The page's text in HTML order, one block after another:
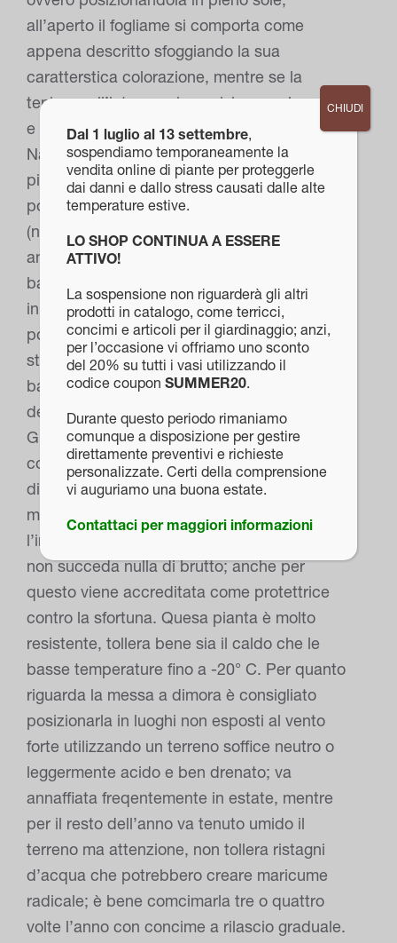
all’aperto il fogliame si comporta come
appena descritto sfoggiando la sua
caratterstica colorazione, mentre se la
teniamo all’interno o in posizione ombreggiate
e riparate le foglie rimarranno verdi. La
Nandina in estate fiorisce mostrando i suoi
piccoli fiori bianchi disposti a piramide da cui
poi originano, nella stagione autunnale, i frutti
(non commestibili nè per l’uomo nè per gli
animali domestici), ovvero meravigliose
bacche rosso vivo e per questa similitudine,
in Estremo Oriente questa pianta prende il
posto del nostro agrifoglio, dove i suoi rami
straordinariamente decorativi, pieni di queste
bacche colorate vengono utilizzati per
decorare le case e i templi. In Cina e
Giappone è considerata una pianta “magica”
con il potere di allontanare i brutti sogni,
difatti viene posizionata vicino alle porte in
modo che al risveglio è possibile raccontare
l’incubo alla pianta e questa farà in modo che
non succeda nulla di brutto; anche per
questo viene accreditata come protettrice
contro la sfortuna. Quesa pianta è molto
resistente, tollera bene sia il caldo che le
basse temperature fino a -20° C. Per quanto
riguarda la messa a dimora è consigliato
posizionarla in luoghi non esposti al vento
forte utilizzando un terreno soffice neutro o
leggermente acido e ben drenato; va
annaffiata freqentemente in estate, mentre
per il resto dell’anno va tenuto umido il
terreno ma attenzione, non tollera ristagni
d’acqua che potrebbero creare maricume
radicale; è bene comcimarla tre o quattro
volte l’anno con concime a rilascio graduale.
Dal 1 luglio al 13 settembre,
sospendiamo temporaneamente la
vendita online di piante per proteggerle
dai danni e dallo stress causati dalle alte
temperature estive.
LO SHOP CONTINUA A ESSERE
ATTIVO!
La sospensione non riguarderà gli altri
prodotti in catalogo, come terricci,
concimi e articoli per il giardinaggio; anzi,
per l’occasione vi offriamo uno sconto
del 20% su tutti i vasi utilizzando il
codice coupon SUMMER20.
Durante questo periodo rimaniamo
comunque a disposizione per gestire
direttamente preventivi e richieste
personalizzate. Certi della comprensione
vi auguriamo una buona estate.
Contattaci per maggiori informazioni
CHIUDI